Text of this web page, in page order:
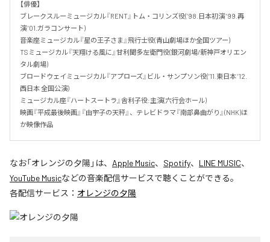
【俳優】
ブレークスルーミュージカル『RENT』トム・コリンズ役(’98.日本初演 ’99.再
演 ’01.ガラコンサート)
音楽座ミュージカル『星の王子さま』飛行士役(青山劇場ほか全国ツアー)
TSミュージカル『天翔ける風に』甘利聞多左衛門役(銀河劇場/新神戸オリエン
タル劇場)
ブロードウェイミュージカル『アプローズ』ビル・サンプソン役(’11.東日本 ’12.
西日本 全国公演)
ミュージカル座『ハートスートラ』舎利子役:主演(六行会ホール)
映画『平成最後映画』『由宇子の天秤』、テレビドラマ『南部鼻曲がり』(NHK)ほ
か映像作品
なお「オレンジの夕陽」は、 Apple Music、 Spotify、 LINE MUSIC、
YouTube Musicなどの音楽配信サービスで聴くことができる。
各配信サービス： オレンジの夕陽